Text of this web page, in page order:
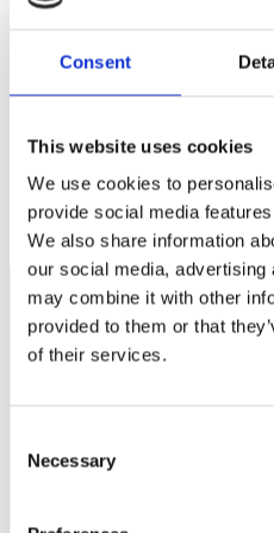
Consent
This website uses cookies
We use cookies to
provide social media
We also share information
our social media,
may combine it with other
provided to them or that
of their services.
Selection
Necessary
3:12 reglerna inför bokslut
Information inför 2022
Näringspolitik
Rådgivning